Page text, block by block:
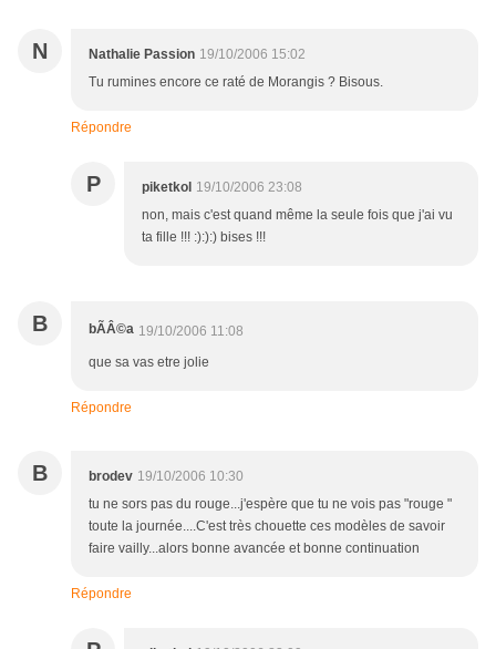
N Nathalie Passion 19/10/2006 15:02
Tu rumines encore ce raté de Morangis ? Bisous.
Répondre
P piketkol 19/10/2006 23:08
non, mais c'est quand même la seule fois que j'ai vu
ta fille !!! :):):) bises !!!
B bÃÂ©a 19/10/2006 11:08
que sa vas etre jolie
Répondre
B brodev 19/10/2006 10:30
tu ne sors pas du rouge...j'espère que tu ne vois pas "rouge "
toute la journée....C'est très chouette ces modèles de savoir
faire vailly...alors bonne avancée et bonne continuation
Répondre